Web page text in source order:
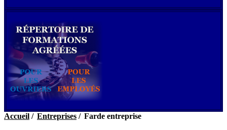
Accueil / Entreprises / Farde entreprise